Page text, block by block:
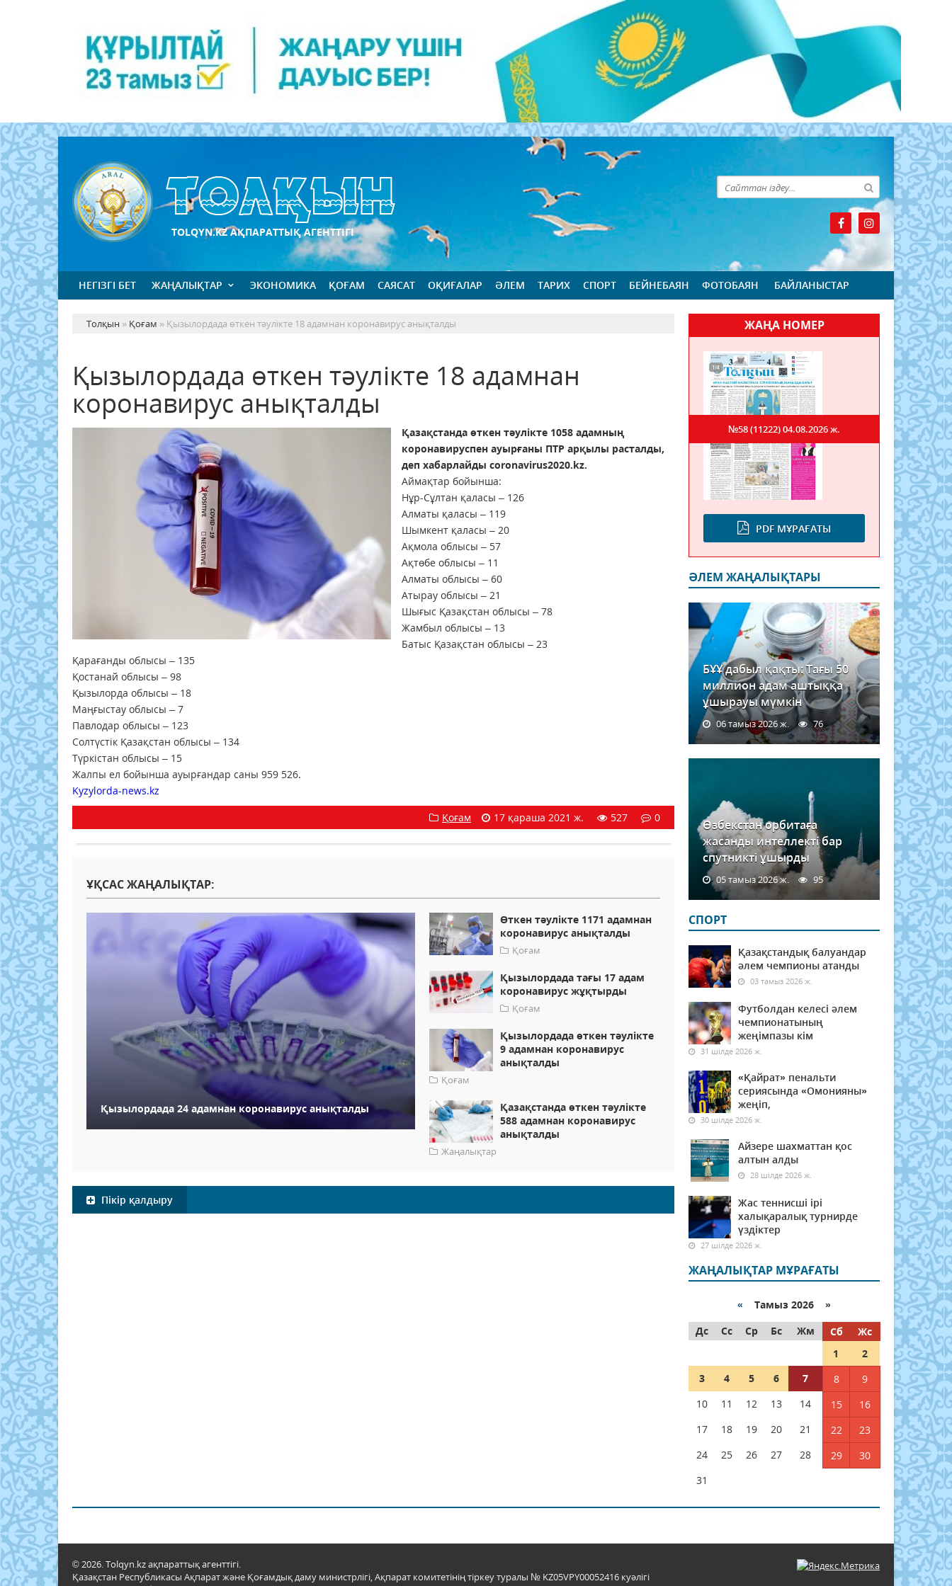
TOLQYN.KZ АҚПАРАТТЫҚ АГЕНТТІГІ
НЕГІЗГІ БЕТ ЖАҢАЛЫҚТАР ЭКОНОМИКА ҚОҒАМ САЯСАТ ОҚИҒАЛАР ӘЛЕМ ТАРИХ СПОРТ БЕЙНЕБАЯН ФОТОБАЯН БАЙЛАНЫСТАР
Толқын » Қоғам » Қызылордада өткен тәулікте 18 адамнан коронавирус анықталды
Қызылордада өткен тәулікте 18 адамнан
коронавирус анықталды
Қазақстанда өткен тәулікте 1058 адамның
коронавируспен ауырғаны ПТР арқылы расталды,
деп хабарлайды coronavirus2020.kz.
Аймақтар бойынша:
Нұр-Сұлтан қаласы – 126
Алматы қаласы – 119
Шымкент қаласы – 20
Ақмола облысы – 57
Ақтөбе облысы – 11
Алматы облысы – 60
Атырау облысы – 21
Шығыс Қазақстан облысы – 78
Жамбыл облысы – 13
Батыс Қазақстан облысы – 23
Қарағанды облысы – 135
Қостанай облысы – 98
Қызылорда облысы – 18
Маңғыстау облысы – 7
Павлодар облысы – 123
Солтүстік Қазақстан облысы – 134
Түркістан облысы – 15
Жалпы ел бойынша ауырғандар саны 959 526.
Kyzylorda-news.kz
Қоғам
17 қараша 2021 ж. 527 0
ҰҚСАС ЖАҢАЛЫҚТАР:
Қызылордада 24 адамнан коронавирус анықталды
Өткен тәулікте 1171 адамнан
коронавирус анықталды
Қоғам
Қызылордада тағы 17 адам
коронавирус жұқтырды
Қоғам
Қызылордада өткен тәулікте
9 адамнан коронавирус
анықталды
Қоғам
Қазақстанда өткен тәулікте
588 адамнан коронавирус
анықталды
Жаңалықтар
Пікір қалдыру
ЖАҢА НОМЕР
PDF МҰРАҒАТЫ
№58 (11222)04.08.2026 ж.
ӘЛЕМ ЖАҢАЛЫҚТАРЫ
БҰҰ дабыл қақты: Тағы 50
миллион адам аштыққа
ұшырауы мүмкін
06 тамыз 2026 ж. 76
Өзбекстан орбитаға
жасанды интеллекті бар
спутникті ұшырды
05 тамыз 2026 ж. 95
СПОРТ
Қазақстандық балуандар
әлем чемпионы атанды
03 тамыз 2026 ж.
Футболдан келесі әлем
чемпионатының
жеңімпазы кім
31 шілде 2026 ж.
«Қайрат» пенальти
сериясында «Омонияны»
жеңіп,
30 шілде 2026 ж.
Айзере шахматтан қос
алтын алды
28 шілде 2026 ж.
Жас теннисші ірі
халықаралық турнирде
үздіктер
27 шілде 2026 ж.
ЖАҢАЛЫҚТАР МҰРАҒАТЫ
« Тамыз 2026 »
Дс
Сс Ср Бс Жм Сб
Жс
1
2
3
4 5 6 7 8
9
10
11 12 13 14 15
16
17
18 19 20 21 22
23
24
25 26 27 28 29
30
31
© 2026. Tolqyn.kz ақпараттық агенттігі.
Қазақстан Республикасы Ақпарат және Қоғамдық даму министрлігі, Ақпарат комитетінің тіркеу туралы № KZ05VPY00052416 куәлігі